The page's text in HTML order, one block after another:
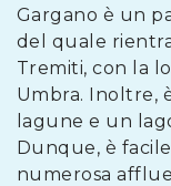
Gargano è un
del quale
Tremiti, con la
Umbra. Inoltre,
lagune e un
Dunque, è
numerosa